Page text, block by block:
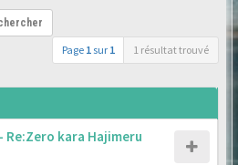
Page 1 sur 1 1 résultat trouvé
Re:Zero kara Hajimeru